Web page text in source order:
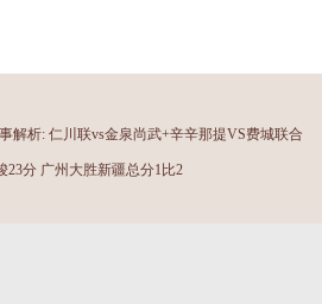
解析: 仁川联vs金泉尚武+辛辛那提VS费城联合
23分 广州大胜新疆总分1比2